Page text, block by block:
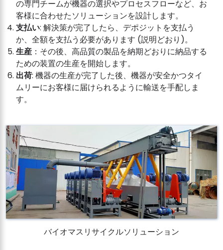
の専門チームが機器の選択やプロセスフローなど、お
客様に合わせたソリューションを設計します。
支払い: 解決策が完了したら、デポジットを支払う
か、全額を支払う必要があります (説明どおり)。
生産 ：その後、高品質の製品を納期どおりに納品する
ための装置の生産を開始します。
出荷: 機器の生産が完了した後、機器が安全かつタイ
ムリーにお客様に届けられるように輸送を手配しま
す。
バイオマスリサイクルソリューション